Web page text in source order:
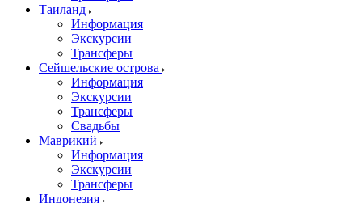
Таиланд
Информация
Экскурсии
Трансферы
Сейшельские острова
Информация
Экскурсии
Трансферы
Свадьбы
Маврикий
Информация
Экскурсии
Трансферы
Индонезия